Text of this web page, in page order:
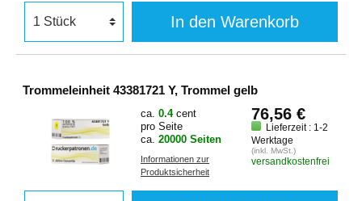
In den Warenkorb
Trommeleinheit 43381721 Y, Trommel gelb
ca. 0.4 cent
pro Seite
ca. 20000 Seiten
Informationen zur
Produktsicherheit
76,56 €
Lieferzeit : 1-2
Werktage
(inkl. MwSt.)
versandkostenfrei